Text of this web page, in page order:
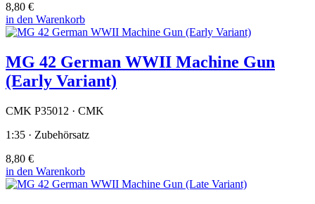
8,80 €
in den Warenkorb
MG 42 German WWII Machine Gun
(Early Variant)
CMK P35012 · CMK
1:35 · Zubehörsatz
8,80 €
in den Warenkorb